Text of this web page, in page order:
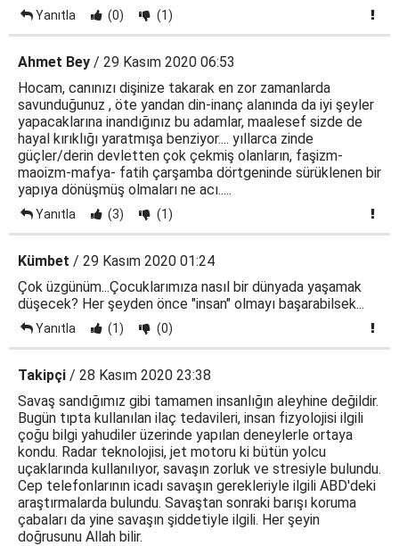
Yanıtla (0) (1)
Ahmet Bey / 29 Kasım 2020 06:53
Hocam, canınızı dişinize takarak en zor zamanlarda
savunduğunuz , öte yandan din-inanç alanında da iyi şeyler
yapacaklarına inandığınız bu adamlar, maalesef sizde de
hayal kırıklığı yaratmışa benziyor.... yıllarca zinde
güçler/derin devletten çok çekmiş olanların, faşizm-
maoizm-mafya- fatih çarşamba dörtgeninde sürüklenen bir
yapıya dönüşmüş olmaları ne acı.....
Yanıtla (3) (1)
Kümbet / 29 Kasım 2020 01:24
Çok üzgünüm...Çocuklarımıza nasıl bir dünyada yaşamak
düşecek? Her şeyden önce "insan" olmayı başarabilsek...
Yanıtla (1) (0)
Takipçi / 28 Kasım 2020 23:38
Savaş sandığımız gibi tamamen insanlığın aleyhine değildir.
Bugün tıpta kullanılan ilaç tedavileri, insan fizyolojisi ilgili
çoğu bilgi yahudiler üzerinde yapılan deneylerle ortaya
kondu. Radar teknolojisi, jet motoru ki bütün yolcu
uçaklarında kullanılıyor, savaşın zorluk ve stresiyle bulundu.
Cep telefonlarının icadı savaşın gerekleriyle ilgili ABD'deki
araştırmalarda bulundu. Savaştan sonraki barışı koruma
çabaları da yine savaşın şiddetiyle ilgili. Her şeyin
doğrusunu Allah bilir.